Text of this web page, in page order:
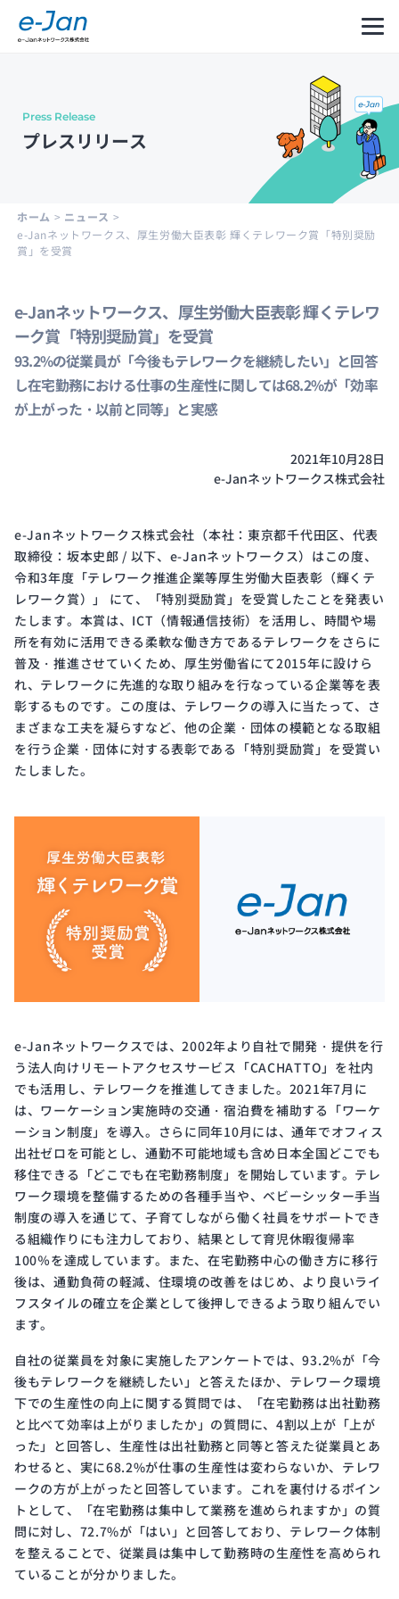
Company
Information
Message
from
メッ
セー
Leadership
経営
陣紹
介
History
沿革
and
Structure
クル
と体
Public
Notice
電子
公示
ISMS
Certification
ISMS
認証
Press Release
プレスリリース
ホーム > ニュース >
e-Janネットワークス、厚生労働大臣表彰 輝くテレワーク賞「特別奨励
賞」を受賞
e-Janネットワークス、厚生労働大臣表彰 輝くテレワ
ーク賞「特別奨励賞」を受賞
93.2%の従業員が「今後もテレワークを継続したい」と回答
し在宅勤務における仕事の生産性に関しては68.2%が「効率
が上がった・以前と同等」と実感
2021年10月28日
e-Janネットワークス株式会社
e-Janネットワークス株式会社（本社：東京都千代田区、代表
取締役：坂本史郎 / 以下、e-Janネットワークス）はこの度、
令和3年度「テレワーク推進企業等厚生労働大臣表彰（輝くテ
レワーク賞）」 にて、「特別奨励賞」を受賞したことを発表い
たします。本賞は、ICT（情報通信技術）を活用し、時間や場
所を有効に活用できる柔軟な働き方であるテレワークをさらに
普及・推進させていくため、厚生労働省にて2015年に設けら
れ、テレワークに先進的な取り組みを行なっている企業等を表
彰するものです。この度は、テレワークの導入に当たって、さ
まざまな工夫を凝らすなど、他の企業・団体の模範となる取組
を行う企業・団体に対する表彰である「特別奨励賞」を受賞い
たしました。
e-Janネットワークスでは、2002年より自社で開発・提供を行
う法人向けリモートアクセスサービス「CACHATTO」を社内
でも活用し、テレワークを推進してきました。2021年7月に
は、ワーケーション実施時の交通・宿泊費を補助する「ワーケ
ーション制度」を導入。さらに同年10月には、通年でオフィス
出社ゼロを可能とし、通勤不可能地域も含め日本全国どこでも
移住できる「どこでも在宅勤務制度」を開始しています。テレ
ワーク環境を整備するための各種手当や、ベビーシッター手当
制度の導入を通じて、子育てしながら働く社員をサポートでき
る組織作りにも注力しており、結果として育児休暇復帰率
100％を達成しています。また、在宅勤務中心の働き方に移行
後は、通勤負荷の軽減、住環境の改善をはじめ、より良いライ
フスタイルの確立を企業として後押しできるよう取り組んでい
ます。
自社の従業員を対象に実施したアンケートでは、93.2%が「今
後もテレワークを継続したい」と答えたほか、テレワーク環境
下での生産性の向上に関する質問では、「在宅勤務は出社勤務
と比べて効率は上がりましたか」の質問に、4割以上が「上が
った」と回答し、生産性は出社勤務と同等と答えた従業員とあ
わせると、実に68.2%が仕事の生産性は変わらないか、テレワ
ークの方が上がったと回答しています。これを裏付けるポイン
トとして、「在宅勤務は集中して業務を進められますか」の質
問に対し、72.7%が「はい」と回答しており、テレワーク体制
を整えることで、従業員は集中して勤務時の生産性を高められ
ていることが分かりました。